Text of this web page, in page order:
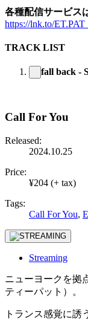
各種配信サービス
https://lnk.to/
TRACK LIST
fall back -
Call For You
Released:
2024.10.25
Price:
¥204 (+ tax)
Tags:
Call For You,
Streaming
ニューヨークを拠
ティーパット）。
トランス感覚に誘